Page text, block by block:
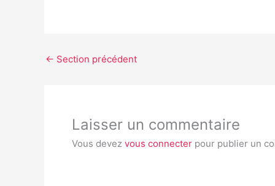
← Section précédent
Laisser un commentaire
Vous devez vous connecter pour publier un